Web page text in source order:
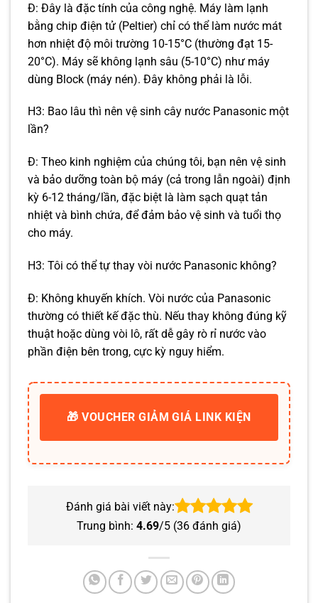
Đ: Đây là đặc tính của công nghệ. Máy làm lạnh
bằng chip điện tử (Peltier) chỉ có thể làm nước mát
hơn nhiệt độ môi trường 10-15°C (thường đạt 15-
20°C). Máy sẽ không lạnh sâu (5-10°C) như máy
dùng Block (máy nén). Đây không phải là lỗi.
H3: Bao lâu thì nên vệ sinh cây nước Panasonic một
lần?
Đ: Theo kinh nghiệm của chúng tôi, bạn nên vệ sinh
và bảo dưỡng toàn bộ máy (cả trong lẫn ngoài) định
kỳ 6-12 tháng/lần, đặc biệt là làm sạch quạt tản
nhiệt và bình chứa, để đảm bảo vệ sinh và tuổi thọ
cho máy.
H3: Tôi có thể tự thay vòi nước Panasonic không?
Đ: Không khuyến khích. Vòi nước của Panasonic
thường có thiết kế đặc thù. Nếu thay không đúng kỹ
thuật hoặc dùng vòi lô, rất dễ gây rò rỉ nước vào
phần điện bên trong, cực kỳ nguy hiểm.
🎁 VOUCHER GIẢM GIÁ LINK KIỆN
Đánh giá bài viết này:
Trung bình: 4.69/5 (36 đánh giá)